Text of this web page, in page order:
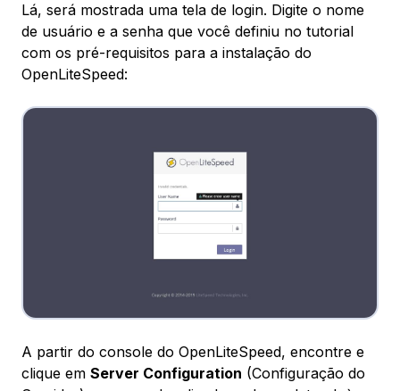
Lá, será mostrada uma tela de login. Digite o nome
de usuário e a senha que você definiu no tutorial
com os pré-requisitos para a instalação do
OpenLiteSpeed:
A partir do console do OpenLiteSpeed, encontre e
clique em Server Configuration (Configuração do